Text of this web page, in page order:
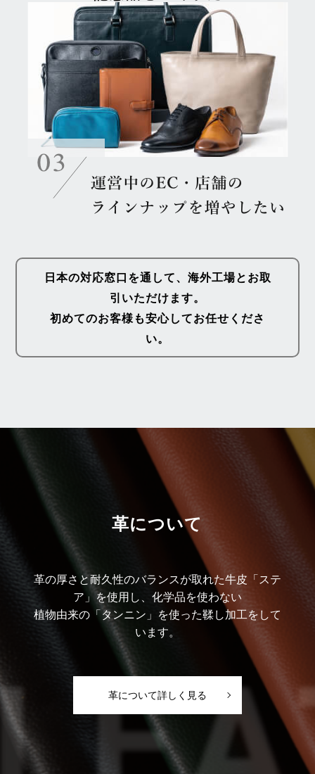
日本の対応窓口を通して、海外工場とお取
引いただけます。
初めてのお客様も安心してお任せくださ
い。
革について
革の厚さと耐久性のバランスが取れた牛皮「ステ
ア」を使用し、化学品を使わない
植物由来の「タンニン」を使った鞣し加工をして
います。
革について詳しく見る